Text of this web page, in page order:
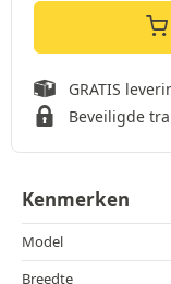
GRATIS
Beveiligde
Kenmerken
Model
Breedte